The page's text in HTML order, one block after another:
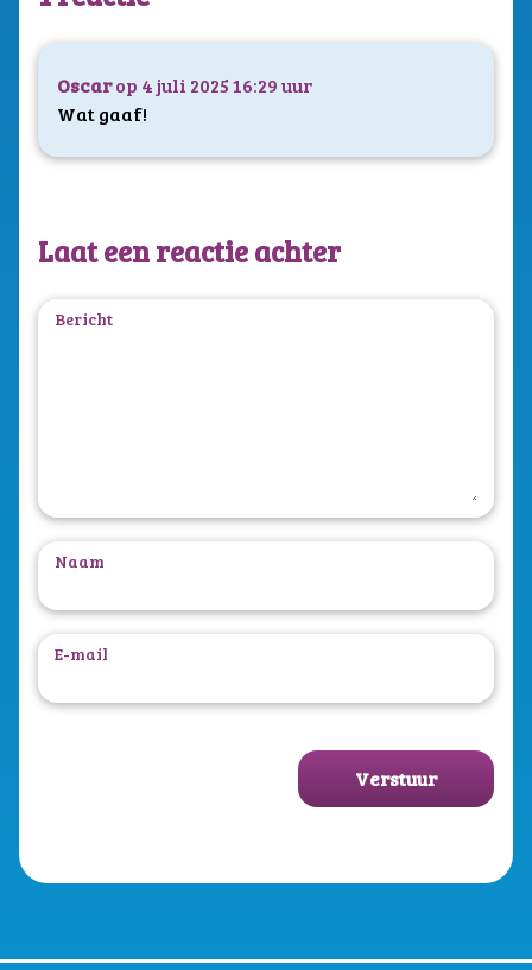
Oscarop 4 juli 2025 16:29 uur
Wat gaaf!
Laat een reactie achter
Bericht
Naam
E-mail
Verstuur